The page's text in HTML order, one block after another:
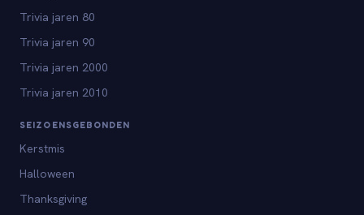
Trivia jaren 80
Trivia jaren 90
Trivia jaren 2000
Trivia jaren 2010
SEIZOENSGEBONDEN
Kerstmis
Halloween
Thanksgiving